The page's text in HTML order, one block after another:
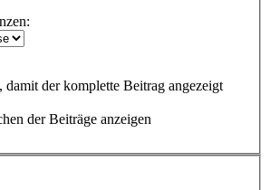
damit der komplette Beitrag angezeigt
der Beiträge anzeigen